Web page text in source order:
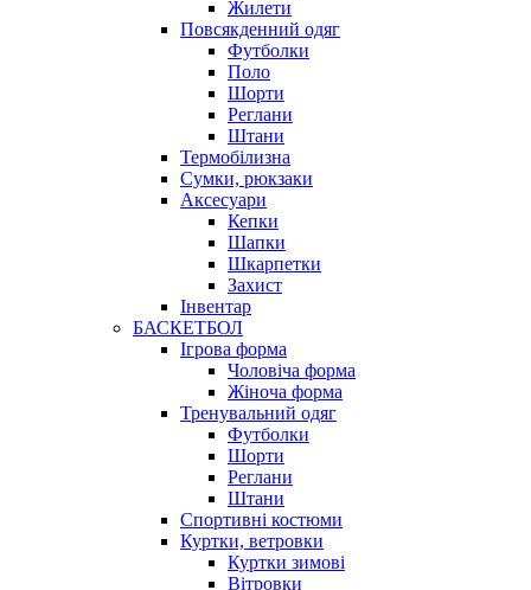
Жилети
Повсякденний одяг
Футболки
Поло
Шорти
Реглани
Штани
Термобілизна
Сумки, рюкзаки
Аксесуари
Кепки
Шапки
Шкарпетки
Захист
Інвентар
БАСКЕТБОЛ
Ігрова форма
Чоловіча форма
Жіноча форма
Тренувальний одяг
Футболки
Шорти
Реглани
Штани
Спортивні костюми
Куртки, ветровки
Куртки зимові
Вітровки